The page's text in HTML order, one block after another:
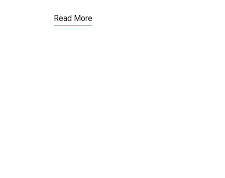
Read More